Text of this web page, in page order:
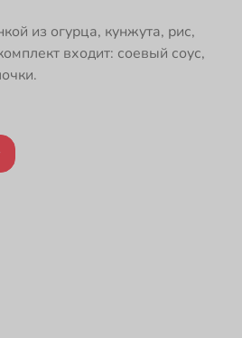
из огурца, кунжута, рис,
входит: соевый соус,